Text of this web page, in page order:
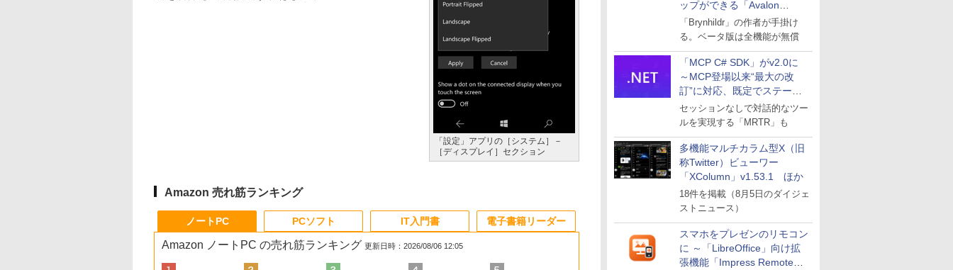
ップができる「Avalon
remote」
「Brynhildr」の作者が手掛け
る。ベータ版は全機能が無償
「MCP C# SDK」がv2.0に
～MCP登場以来“最大の改
訂”に対応、既定でステート
レスへ
セッションなしで対話的なツー
ルを実現する「MRTR」も
多機能マルチカラム型X（旧
称Twitter）ビューワー
「XColumn」v1.53.1 ほか
18件を掲載（8月5日のダイジェ
ストニュース）
スマホをプレゼンのリモコン
に ～「LibreOffice」向け拡
張機能「Impress Remote」
「設定」アプリの［システム］－
［ディスプレイ］セクション
Amazon 売れ筋ランキング
ノートPC
Amazon ノートPC の売れ筋ランキング 更新日時：2026/08/06 12:05
PCソフト IT入門書 電子書籍リーダー